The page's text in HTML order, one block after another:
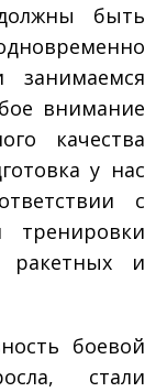
быть
занимаемся
внимание
качества
у нас
с
тренировки
ракетных и
боевой
стали